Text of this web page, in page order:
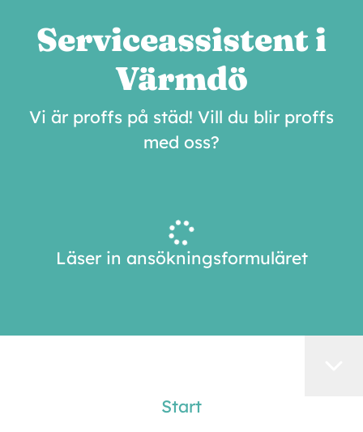
Serviceassistent i
Värmdö
Vi är proffs på städ! Vill du blir proffs
med oss?
Läser in ansökningsformuläret
Start